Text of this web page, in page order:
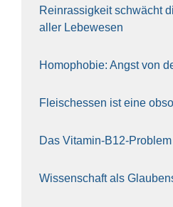
Rein­ras­sig­keit schwächt
aller Lebe­we­sen
Homo­pho­bie: Angst von
Fleisch­essen ist eine
Das Vit­amin-B12-Pro­blem
Wis­sen­schaft als